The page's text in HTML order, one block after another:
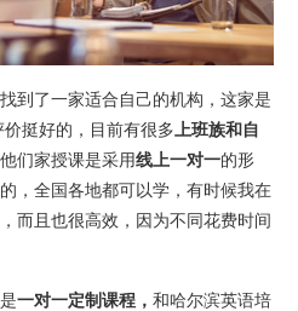
到了一家适合自己的机构，这家是
挺好的，目前有很多 上班族和自
们家授课是采用线上一对一的形
，全国各地都可以学，有时候我在
而且也很高效，因为不同花费时间
一对一定制课程， 和哈尔滨英语培